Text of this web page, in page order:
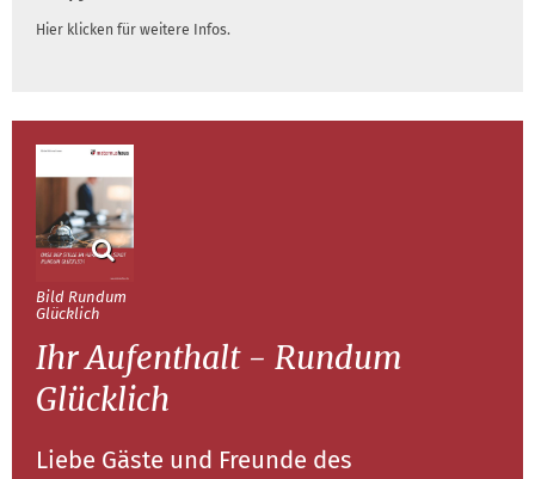
Hier klicken für weitere Infos.
Bild Rundum
Glücklich
Ihr Aufenthalt - Rundum
Glücklich
Liebe Gäste und Freunde des